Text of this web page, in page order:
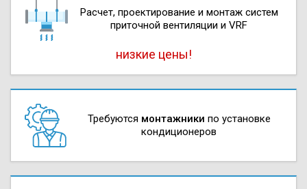
Расчет, проектирова­ние и монтаж систем
приточной вентиляции и VRF
низкие цены!
Требуются монтажники по установке
кондиционеров